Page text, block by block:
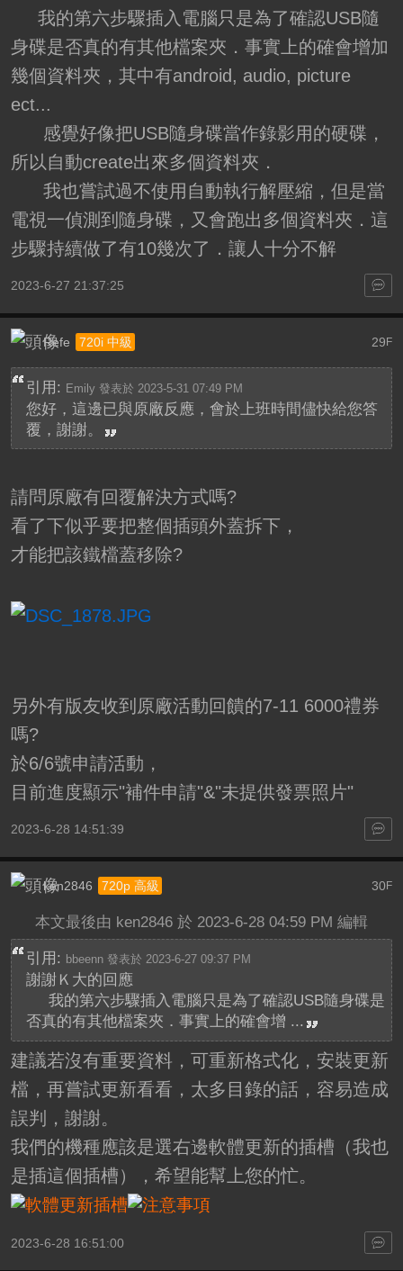
我的第六步驟插入電腦只是為了確認USB隨
身碟是否真的有其他檔案夾．事實上的確會增加
幾個資料夾，其中有android, audio, picture
ect...
感覺好像把USB隨身碟當作錄影用的硬碟，
所以自動create出來多個資料夾．
我也嘗試過不使用自動執行解壓縮，但是當
電視一偵測到隨身碟，又會跑出多個資料夾．這
步驟持續做了有10幾次了．讓人十分不解
2023-6-27 21:37:25
29 F
Refe 720i 中級
引用: Emily 發表於 2023-5-31 07:49 PM
您好，這邊已與原廠反應，會於上班時間儘快給您答
覆，謝謝。
請問原廠有回覆解決方式嗎?
看了下似乎要把整個插頭外蓋拆下，
才能把該鐵檔蓋移除?
另外有版友收到原廠活動回饋的7-11 6000禮券
嗎?
於6/6號申請活動，
目前進度顯示"補件申請"&"未提供發票照片"
2023-6-28 14:51:39
30F
ken2846 720p 高級
本文最後由 ken2846 於 2023-6-28 04:59 PM 編輯
引用: bbeenn 發表於 2023-6-27 09:37 PM
謝謝Ｋ大的回應
我的第六步驟插入電腦只是為了確認USB隨身碟是
否真的有其他檔案夾．事實上的確會增 ...
建議若沒有重要資料，可重新格式化，安裝更新
檔，再嘗試更新看看，太多目錄的話，容易造成
誤判，謝謝。
我們的機種應該是選右邊軟體更新的插槽（我也
是插這個插槽），希望能幫上您的忙。
2023-6-28 16:51:00